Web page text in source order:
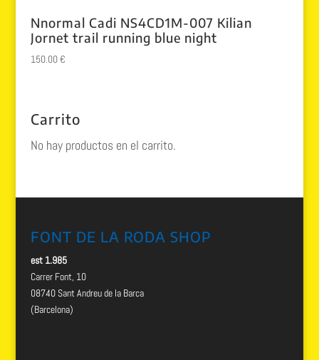
Nnormal Cadi NS4CD1M-007 Kilian
Jornet trail running blue night
150.00€
Carrito
No hay productos en el carrito.
FONT DE LA RODA SHOP
est 1.985
Carrer Font, 10
08740 Sant Andreu de la Barca
(Barcelona)